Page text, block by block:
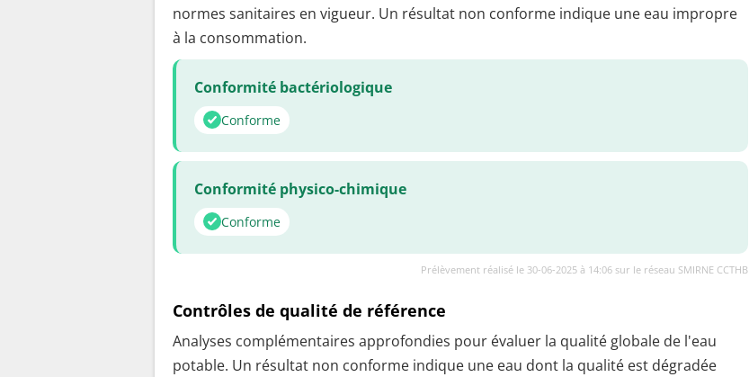
normes sanitaires en vigueur. Un résultat non conforme indique une eau impropre
à la consommation.
Conformité bactériologique
Conforme
Conformité physico-chimique
Conforme
Prélèvement réalisé le 30-06-2025 à 14:06 sur le réseau SMIRNE CCTHB
Contrôles de qualité de référence
Analyses complémentaires approfondies pour évaluer la qualité globale de l'eau
potable. Un résultat non conforme indique une eau dont la qualité est dégradée